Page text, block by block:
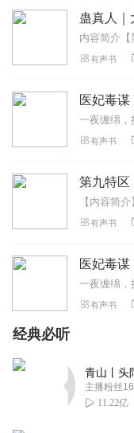
完全符合我司要
儿童（故事）经
益，在我动态作
作品声音温柔动
获🫰🏻我推荐了
你 很 有 自 己
一 样 的 体 验
了 解 就 好～
有声书
医妃毒谋
有声书
有声书
医妃毒
有声书
经典必听
主播粉丝
11.22亿